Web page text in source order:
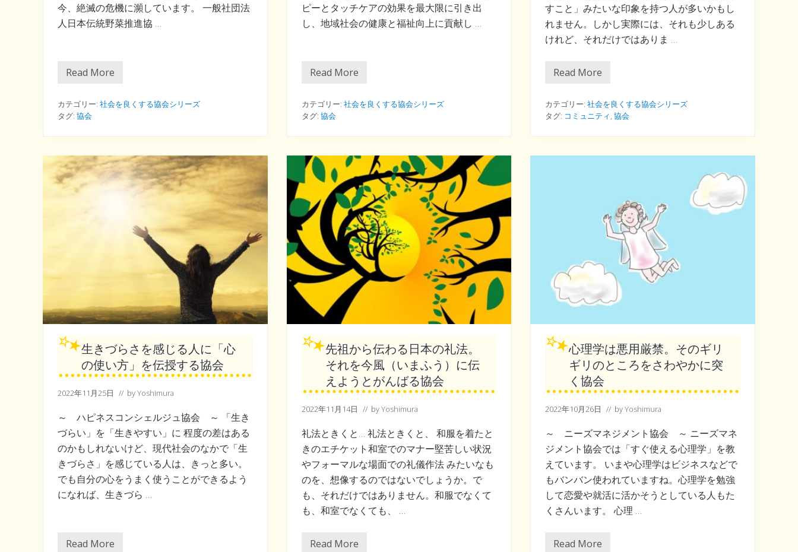
今、絶滅の危機に瀕しています。 一般社団法
人日本伝統野菜推進協 …
滅
美
学
な
っ
て
ら
Read More
カテゴリー: 社会を良くする協会シリーズ
タグ: 協会
ピーとタッチケアの効果を最大限に引き出
し、地域社会の健康と福祉向上に貢献し …
ア
タ
ッ
チ
域
を
救
う
！
が
信
念
協
会
Read More
カテゴリー: 社会を良くする協会シリーズ
タグ: 協会
すこと」みたいな印象を持つ人が多いかもし
れません。しかし実際には、それも少しある
けれど、それだけではありま …
「
ゃ
ん
の
や
す
い
ま
ち
く
」
を
目
指
す
協
Read More
カテゴリー:社会を良くする協会シリーズ
タグ: コミュニティ,協会
生きづらさを感じる人に「心
の使い方」を伝授する協会
2022年11月25日 // byYoshimura
～ ハピネスコンシェルジュ協会 ～ 「生き
づらい」を「生きやすい」に 程度の差はある
のかもしれないけど、現代社会のなかで「生
きづらさ」を感じている人は、きっと多い。
でも自分の心をうまく使うことができるよう
になれば、生きづら …
生
Read More
先祖から伝わる日本の礼法。
それを今風（いまふう）に伝
えようとがんばる協会
2022年11月14日 // byYoshimura
礼法ときくと… 礼法ときくと、 和服を着たと
きのエチケット和室でのマナー堅苦しい状況
やフォーマルな場面での礼儀作法 みたいなも
のを、想像するのではないでしょうか。で
も、それだけではありません。和服でなくて
も、和室でなくても、 …
先
Read More
心理学は悪用厳禁。そのギリ
ギリのところをさわやかに突
く協会
2022年10月26日 // byYoshimura
～ ニーズマネジメント協会 ～ ニーズマネ
ジメント協会では「すぐ使える心理学」を教
えています。 いまや心理学はビジネスなどで
もバンバン使われていますね。心理学を勉強
して恋愛や就活に活かそうとしている人もた
くさんいます。 心理 …
心
Read More